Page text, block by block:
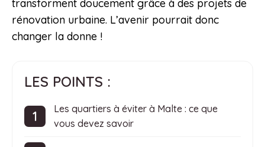
transforment doucement grâce à des projets de
rénovation urbaine. L’avenir pourrait donc
changer la donne !
LES POINTS :
Les quartiers à éviter à Malte : ce que
vous devez savoir